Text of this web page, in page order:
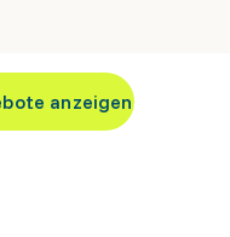
anzeigen